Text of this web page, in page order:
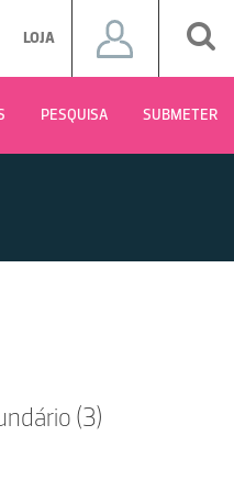
LOJA
PESQUISA SUBMETER
(3)